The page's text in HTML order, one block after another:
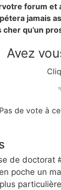
forum et
jamais
qu’un
Avez
Pas de vote à
de doctorat
poche un